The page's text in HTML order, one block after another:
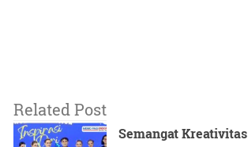
Related Post
Semangat